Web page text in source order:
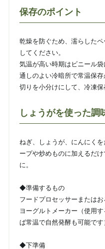
保存のポイント
乾燥を防ぐため、濡らした
してください。
気温が高い時期はビニール
通しのよい冷暗所で常温保
切りを小分けにして、冷凍保
しょうがを使った調
ねぎ、しょうが、にんにく
ープや炒めものに⁡加えるだ
に。
◆準備するもの
フードプロセッサーまたは
ヨーグルトメーカー（使用
ば常温で自然発酵も可能です
◆下準備